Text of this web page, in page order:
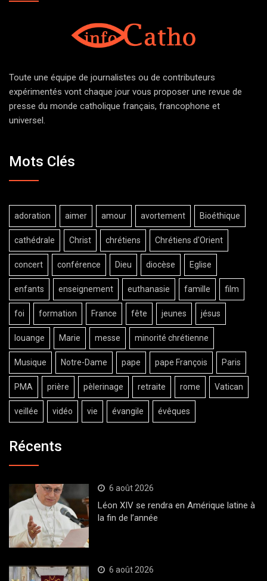
Toute une équipe de journalistes ou de contributeurs
expérimentés vont chaque jour vous proposer une revue de
presse du monde catholique français, francophone et
universel.
Mots Clés
adoration aimer amour avortement Bioéthique
cathédrale Christ chrétiens Chrétiens d'Orient
concert conférence Dieu diocèse Eglise
enfants enseignement euthanasie famille film
foi formation France fête jeunes jésus
louange Marie messe minorité chrétienne
Musique Notre-Dame pape pape François Paris
PMA prière pèlerinage retraite rome Vatican
veillée vidéo vie évangile évêques
Récents
6 août 2026
Léon XIV se rendra en Amérique latine à
la fin de l’année
6 août 2026